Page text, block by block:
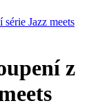
Jazz meets
z